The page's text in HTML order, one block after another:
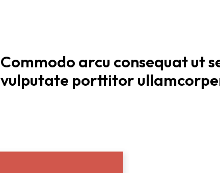
Commodo arcu consequat ut
vulputate porttitor